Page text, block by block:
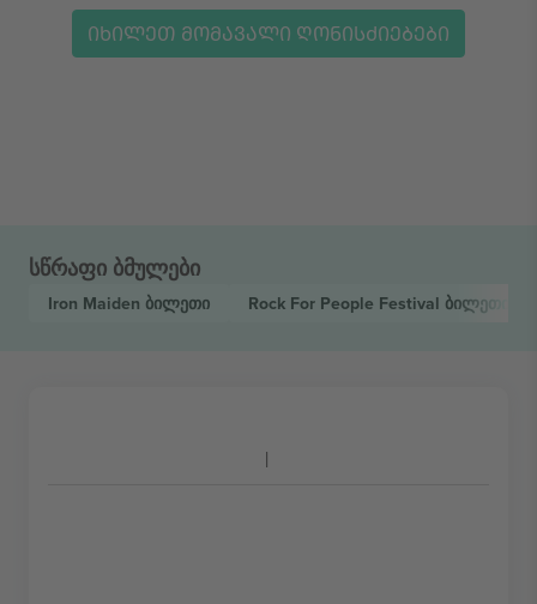
ᲘᲮᲘᲚᲔᲗ ᲛᲝᲛᲐᲕᲐᲚᲘ ᲦᲝᲜᲘᲡᲫᲘᲔᲑᲔᲑᲘ
სწრაფი ბმულები
Iron Maiden ბილეთი Rock For People Festival ბილეთი